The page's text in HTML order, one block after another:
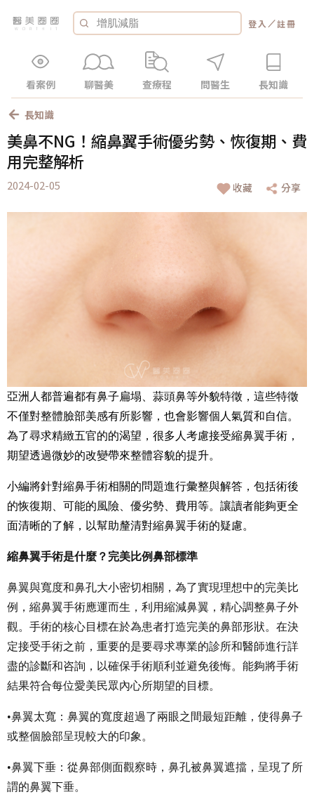
登入 ／註冊
看案例 聊醫美 查療程 問醫生 長知識
長知識
美鼻不NG！縮鼻翼手術優劣勢、恢復期、費
用完整解析
2024-02-05 收藏 分享
亞洲人都普遍都有鼻子扁塌、蒜頭鼻等外貌特徵，這些特徵
不僅對整體臉部美感有所影響，也會影響個人氣質和自信。
為了尋求精緻五官的的渴望，很多人考慮接受縮鼻翼手術，
期望透過微妙的改變帶來整體容貌的提升。
小編將針對縮鼻手術相關的問題進行彙整與解答，包括術後
的恢復期、可能的風險、優劣勢、費用等。讓讀者能夠更全
面清晰的了解，以幫助釐清對縮鼻翼手術的疑慮。
縮鼻翼手術是什麼？完美比例鼻部標準
鼻翼與寬度和鼻孔大小密切相關，為了實現理想中的完美比
例，縮鼻翼手術應運而生，利用縮減鼻翼，精心調整鼻子外
觀。手術的核心目標在於為患者打造完美的鼻部形狀。在決
定接受手術之前，重要的是要尋求專業的診所和醫師進行詳
盡的診斷和咨詢，以確保手術順利並避免後悔。能夠將手術
結果符合每位愛美民眾內心所期望的目標。
•鼻翼太寬：鼻翼的寬度超過了兩眼之間最短距離，使得鼻子
或整個臉部呈現較大的印象。
•鼻翼下垂：從鼻部側面觀察時，鼻孔被鼻翼遮擋，呈現了所
謂的鼻翼下垂。